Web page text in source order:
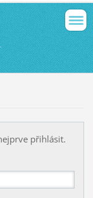
přihlásit.